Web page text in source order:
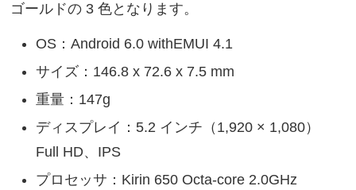
ゴールドの 3 色となります。
OS：Android 6.0 withEMUI 4.1
サイズ：146.8 x 72.6 x 7.5 mm
重量：147g
ディスプレイ：5.2 インチ（1,920 × 1,080）
Full HD、IPS
プロセッサ：Kirin 650 Octa-core 2.0GHz